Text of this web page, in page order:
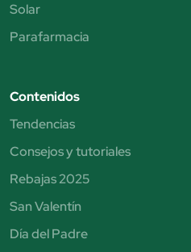
Solar
Parafarmacia
Contenidos
Tendencias
Consejos y tutoriales
Rebajas 2025
San Valentín
Día del Padre